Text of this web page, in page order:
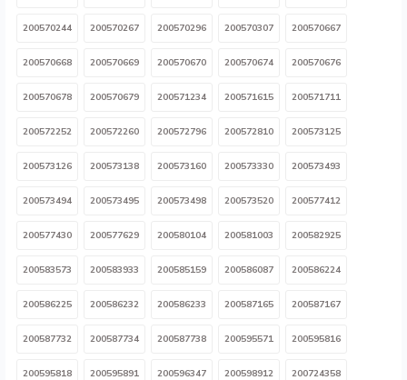
200570244 200570267 200570296 200570307 200570667
200570668 200570669 200570670 200570674 200570676
200570678 200570679 200571234 200571615 200571711
200572252 200572260 200572796 200572810 200573125
200573126 200573138 200573160 200573330 200573493
200573494 200573495 200573498 200573520 200577412
200577430 200577629 200580104 200581003 200582925
200583573 200583933 200585159 200586087 200586224
200586225 200586232 200586233 200587165 200587167
200587732 200587734 200587738 200595571 200595816
200595818 200595891 200596347 200598912 200724358